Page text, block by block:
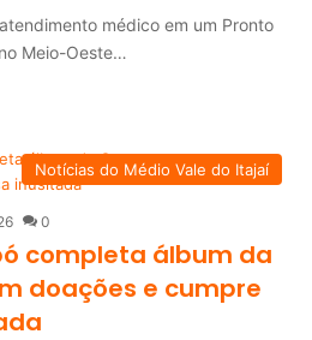
médico em um Pronto
Meio-Oeste…
Notícias do Médio Vale do Itajaí
0
completa álbum da
doações e cumpre